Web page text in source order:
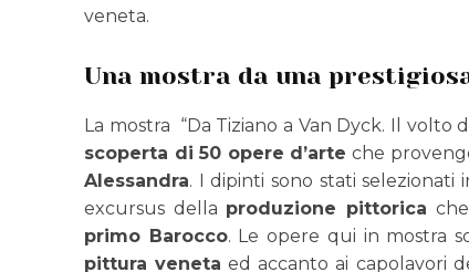
veneta.
Una mostra da una
La mostra “Da Tiziano a Van Dyck. Il volto
scoperta di 50 opere d’arte che
Alessandra. I dipinti sono stati
excursus della produzione pittorica
primo Barocco. Le opere qui in mostra
pittura veneta ed accanto ai capolavori